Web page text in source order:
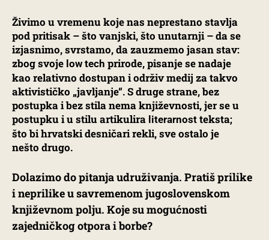
Živimo u vremenu koje nas neprestano stavlja
pod pritisak – što vanjski, što unutarnji – da se
izjasnimo, svrstamo, da zauzmemo jasan stav:
zbog svoje low tech prirode, pisanje se nadaje
kao relativno dostupan i održiv medij za takvo
aktivističko „javljanje“. S druge strane, bez
postupka i bez stila nema književnosti, jer se u
postupku i u stilu artikulira literarnost teksta;
što bi hrvatski desničari rekli, sve ostalo je
nešto drugo.
Dolazimo do pitanja udruživanja. Pratiš prilike
i neprilike u savremenom jugoslovenskom
književnom polju. Koje su mogućnosti
zajedničkog otpora i borbe?